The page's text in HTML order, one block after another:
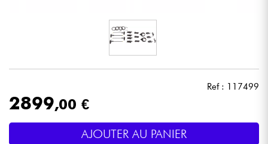
Sono
Ref : 117499
2899,00 €
AJOUTER AU PANIER